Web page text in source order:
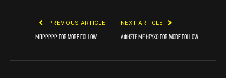
PREVIOUS ARTICLE
Μπρρρρρ For more follow . . ….
NEXT ARTICLE
Αφήστε με ήσυχο For more follow . . ….